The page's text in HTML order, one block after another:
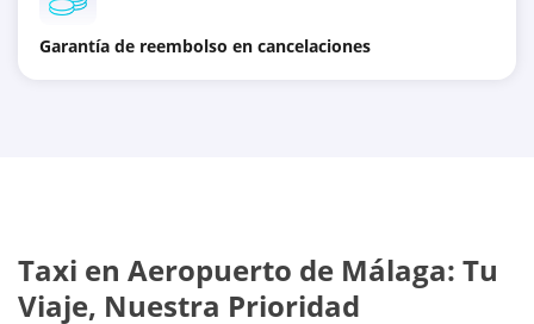
Garantía de reembolso en cancelaciones
Taxi en Aeropuerto de Málaga: Tu
Viaje, Nuestra Prioridad